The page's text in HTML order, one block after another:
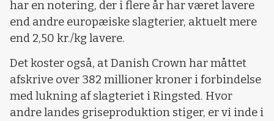
har en notering, der i flere år har været lavere
end andre europæiske slagterier, aktuelt mere
end 2,50 kr./kg lavere.
Det koster også, at Danish Crown har måttet
afskrive over 382 millioner kroner i forbindelse
med lukning af slagteriet i Ringsted. Hvor
andre landes griseproduktion stiger, er vi inde i